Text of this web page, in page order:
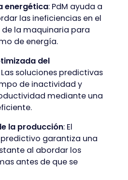
energética: PdM ayuda a
las ineficiencias en el
la maquinaria para
de energía.
del
Las soluciones predictivas
de inactividad y
mediante una
la producción: El
garantiza una
al abordar los
antes de que se